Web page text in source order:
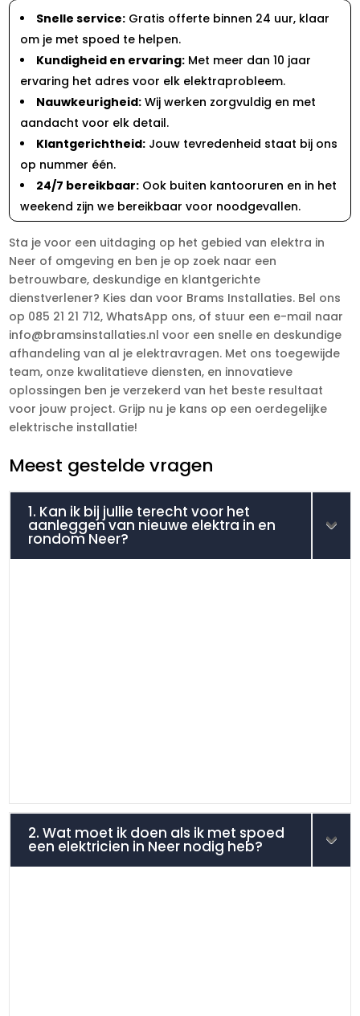
Snelle service: Gratis offerte binnen 24 uur, klaar
om je met spoed te helpen.
Kundigheid en ervaring: Met meer dan 10 jaar
ervaring het adres voor elk elektraprobleem.
Nauwkeurigheid: Wij werken zorgvuldig en met
aandacht voor elk detail.
Klantgerichtheid: Jouw tevredenheid staat bij ons
op nummer één.
24/7 bereikbaar: Ook buiten kantooruren en in het
weekend zijn we bereikbaar voor noodgevallen.
Sta je voor een uitdaging op het gebied van elektra in
Neer of omgeving en ben je op zoek naar een
betrouwbare, deskundige en klantgerichte
dienstverlener? Kies dan voor Brams Installaties. Bel ons
op 085 21 21 712, WhatsApp ons, of stuur een e-mail naar
info@bramsinstallaties.nl voor een snelle en deskundige
afhandeling van al je elektravragen. Met ons toegewijde
team, onze kwalitatieve diensten, en innovatieve
oplossingen ben je verzekerd van het beste resultaat
voor jouw project. Grijp nu je kans op een oerdegelijke
elektrische installatie!
Meest gestelde vragen
1. Kan ik bij jullie terecht voor het
aanleggen van nieuwe elektra in en
rondom Neer?
2. Wat moet ik doen als ik met spoed
een elektricien in Neer nodig heb?